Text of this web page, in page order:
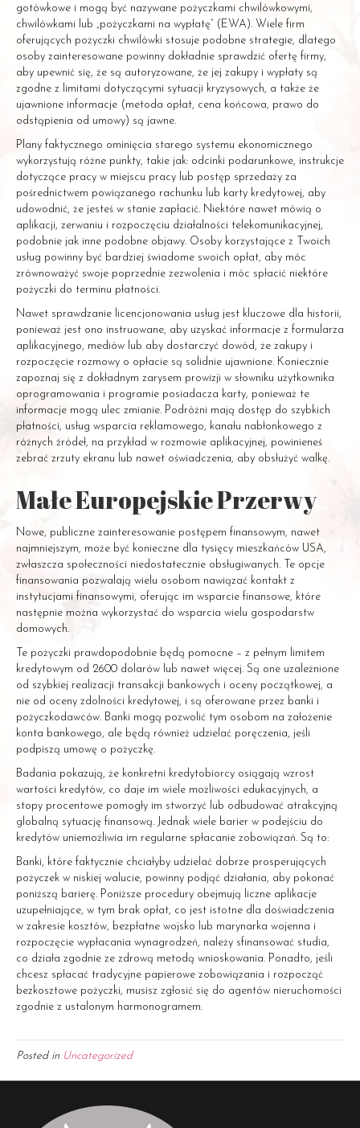
gotówkowe i mogą być nazywane pożyczkami chwilówkowymi,
chwilówkami lub „pożyczkami na wypłatę” (EWA). Wiele firm
oferujących pożyczki chwilówki stosuje podobne strategie, dlatego
osoby zainteresowane powinny dokładnie sprawdzić ofertę firmy,
aby upewnić się, że są autoryzowane, że jej zakupy i wypłaty są
zgodne z limitami dotyczącymi sytuacji kryzysowych, a także że
ujawnione informacje (metoda opłat, cena końcowa, prawo do
odstąpienia od umowy) są jawne.
Plany faktycznego ominięcia starego systemu ekonomicznego
wykorzystują różne punkty, takie jak: odcinki podarunkowe, instrukcje
dotyczące pracy w miejscu pracy lub postęp sprzedaży za
pośrednictwem powiązanego rachunku lub karty kredytowej, aby
udowodnić, że jesteś w stanie zapłacić. Niektóre nawet mówią o
aplikacji, zerwaniu i rozpoczęciu działalności telekomunikacyjnej,
podobnie jak inne podobne objawy. Osoby korzystające z Twoich
usług powinny być bardziej świadome swoich opłat, aby móc
zrównoważyć swoje poprzednie zezwolenia i móc spłacić niektóre
pożyczki do terminu płatności.
Nawet sprawdzanie licencjonowania usług jest kluczowe dla historii,
ponieważ jest ono instruowane, aby uzyskać informacje z formularza
aplikacyjnego, mediów lub aby dostarczyć dowód, że zakupy i
rozpoczęcie rozmowy o opłacie są solidnie ujawnione. Koniecznie
zapoznaj się z dokładnym zarysem prowizji w słowniku użytkownika
oprogramowania i programie posiadacza karty, ponieważ te
informacje mogą ulec zmianie. Podróżni mają dostęp do szybkich
płatności, usług wsparcia reklamowego, kanału nabłonkowego z
różnych źródeł, na przykład w rozmowie aplikacyjnej, powinieneś
zebrać zrzuty ekranu lub nawet oświadczenia, aby obsłużyć walkę.
Małe Europejskie Przerwy
Nowe, publiczne zainteresowanie postępem finansowym, nawet
najmniejszym, może być konieczne dla tysięcy mieszkańców USA,
zwłaszcza społeczności niedostatecznie obsługiwanych. Te opcje
finansowania pozwalają wielu osobom nawiązać kontakt z
instytucjami finansowymi, oferując im wsparcie finansowe, które
następnie można wykorzystać do wsparcia wielu gospodarstw
domowych.
Te pożyczki prawdopodobnie będą pomocne – z pełnym limitem
kredytowym od 2600 dolarów lub nawet więcej. Są one uzależnione
od szybkiej realizacji transakcji bankowych i oceny początkowej, a
nie od oceny zdolności kredytowej, i są oferowane przez banki i
pożyczkodawców. Banki mogą pozwolić tym osobom na założenie
konta bankowego, ale będą również udzielać poręczenia, jeśli
podpiszą umowę o pożyczkę.
Badania pokazują, że konkretni kredytobiorcy osiągają wzrost
wartości kredytów, co daje im wiele możliwości edukacyjnych, a
stopy procentowe pomogły im stworzyć lub odbudować atrakcyjną
globalną sytuację finansową. Jednak wiele barier w podejściu do
kredytów uniemożliwia im regularne spłacanie zobowiązań. Są to:
Banki, które faktycznie chciałyby udzielać dobrze prosperujących
pożyczek w niskiej walucie, powinny podjąć działania, aby pokonać
poniższą barierę. Poniższe procedury obejmują liczne aplikacje
uzupełniające, w tym brak opłat, co jest istotne dla doświadczenia
w zakresie kosztów, bezpłatne wojsko lub marynarka wojenna i
rozpoczęcie wypłacania wynagrodzeń, należy sfinansować studia,
co działa zgodnie ze zdrową metodą wnioskowania. Ponadto, jeśli
chcesz spłacać tradycyjne papierowe zobowiązania i rozpocząć
bezkosztowe pożyczki, musisz zgłosić się do agentów nieruchomości
zgodnie z ustalonym harmonogramem.
Posted in Uncategorized